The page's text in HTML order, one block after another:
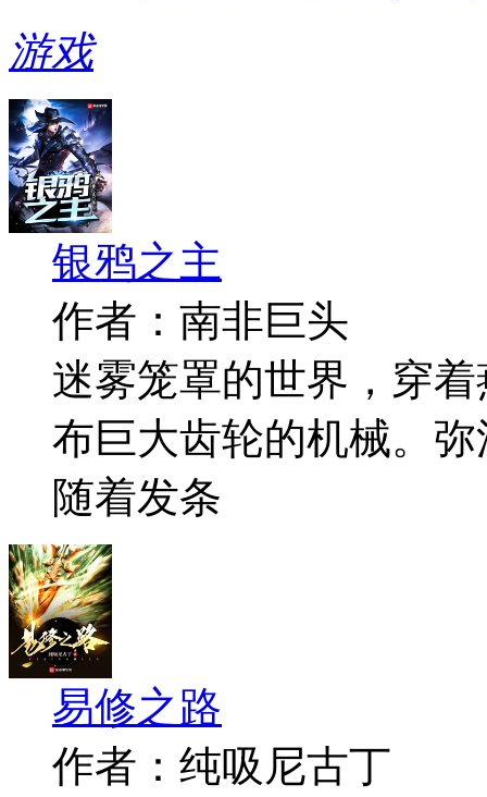
游戏
银鸦之主
作者：南非巨头
迷雾笼罩的世界，穿
布巨大齿轮的机械。
随着发条
易修之路
作者：纯吸尼古丁